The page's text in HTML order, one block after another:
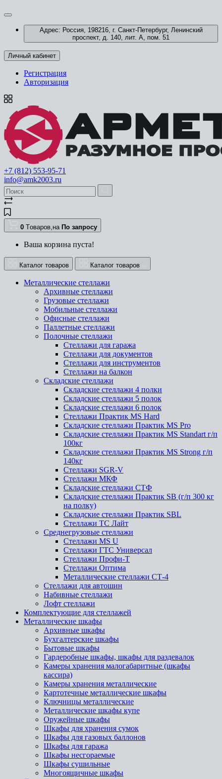
Адрес: Россия, 198216, г. Санкт-Петербург, Ленинский
проспект, д. 140, лит. А, пом. 51
Личный кабинет
Регистрация
Авторизация
+7 (812) 553-95-71
info@amk2003.ru
0 Tоваров,на По запросу
Ваша корзина пуста!
Каталог товаров Каталог товаров
Металлические стеллажи
Архивные стеллажи
Грузовые стеллажи
Мобильные стеллажи
Офисные стеллажи
Паллетные стеллажи
Полочные стеллажи
Стеллажи для гаража
Стеллажи для документов
Стеллажи для инструментов
Стеллажи на балкон
Складские стеллажи
Складские стеллажи 4 полки
Складские стеллажи 5 полок
Складские стеллажи 6 полок
Стеллажи Практик MS Hard
Складские стеллажи Практик MS Pro
Складские стеллажи Практик MS Standart г/п
100кг
Складские стеллажи Практик MS Strong г/п
140кг
Стеллажи SGR-V
Стеллажи МКФ
Складские стеллажи СТФ
Складские стеллажи Практик SB (г/п 300 кг
на полку)
Складские стеллажи Практик SBL
Стеллажи ТС Лайт
Среднегрузовые стеллажи
Стеллажи MS U
Стеллажи ГТС Универсал
Стеллажи Профи-Т
Стеллажи Оптима
Металлические стеллажи СТ-4
Стеллажи для автошин
Набивные стеллажи
Лофт стеллажи
Комплектующие для стеллажей
Металлические шкафы
Архивные шкафы
Бухгалтерские шкафы
Бытовые шкафы
Гардеробные шкафы, шкафы для раздевалок
Камеры хранения малогабаритные (шкафы
кассира)
Камеры хранения металлические
Картотечные металлические шкафы
Ключницы металлические
Металлические шкафы купе
Оружейные шкафы
Шкафы для хранения сумок
Шкафы для газовых баллонов
Шкафы для гаража
Шкафы несгораемые
Шкафы сушильные
Многоящичные шкафы